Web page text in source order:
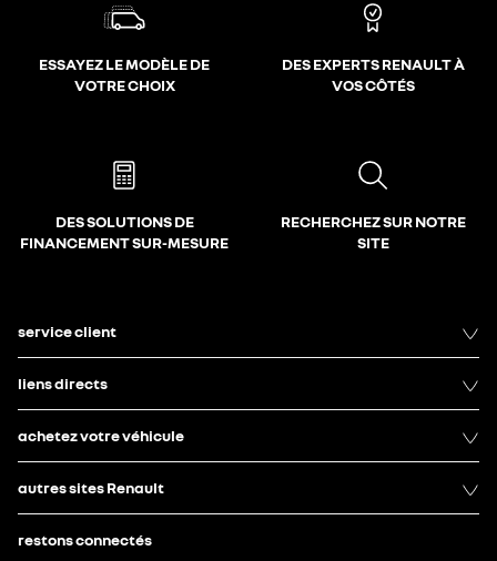
ESSAYEZ LE MODÈLE DE
VOTRE CHOIX
DES EXPERTS RENAULT À
VOS CÔTÉS
DES SOLUTIONS DE
FINANCEMENT SUR-MESURE
RECHERCHEZ SUR NOTRE
SITE
service client
liens directs
achetez votre véhicule
autres sites Renault
restons connectés